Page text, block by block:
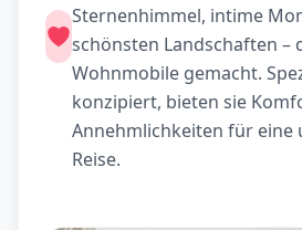
Sternenhimmel, intime
schönsten Landschaften –
Wohnmobile gemacht.
konzipiert, bieten sie
Annehmlichkeiten für eine
Reise.